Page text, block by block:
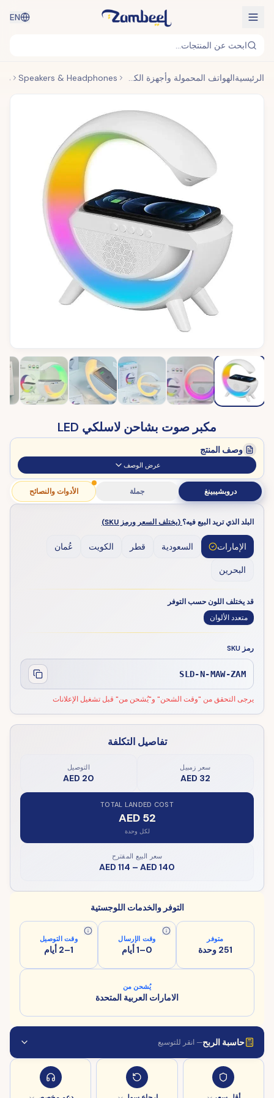
EN
ابحث عن المنتجات...
الرئيسية الهواتف المحمولة وأجهزة الكمبيوتر المحمولة والأجهزة القابلة للارتداء Speakers & Headphones
مكبر صوت بشاحن لاسلكي LED
وصف المنتج
عرض الوصف
دروبشيبينغ جملة الأدوات والنصائح
البلد الذي تريد البيع فيه؟ (يختلف السعر ورمز SKU)
الإمارات السعودية قطر الكويت عُمان
البحرين
قد يختلف اللون حسب التوفر
متعدد الألوان
رمز SKU
SLD-N-MAW-ZAM
يرجى التحقق من "وقت الشحن" و"يُشحن من" قبل تشغيل الإعلانات
تفاصيل التكلفة
سعر زمبيل
AED 32
التوصيل
AED 20
TOTAL LANDED COST
AED 52
لكل وحدة
سعر البيع المقترح
AED 114 – AED 140
التوفر والخدمات اللوجستية
متوفر
251 وحدة
وقت الإرسال
0–1 أيام
وقت التوصيل
1–2 أيام
يُشحن من
الامارات العربية المتحدة
حاسبة الربح— انقر للتوسيع